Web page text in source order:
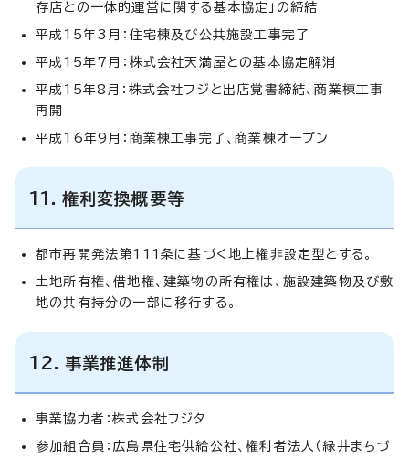
存店との一体的運営に関する基本協定」の締結
平成15年3月：住宅棟及び公共施設工事完了
平成15年7月：株式会社天満屋との基本協定解消
平成15年8月：株式会社フジと出店覚書締結、商業棟工事
再開
平成16年9月：商業棟工事完了、商業棟オープン
11．権利変換概要等
都市再開発法第111条に基づく地上権非設定型とする。
土地所有権、借地権、建築物の所有権は、施設建築物及び敷
地の共有持分の一部に移行する。
12．事業推進体制
事業協力者：株式会社フジタ
参加組合員：広島県住宅供給公社、権利者法人（緑井まちづ